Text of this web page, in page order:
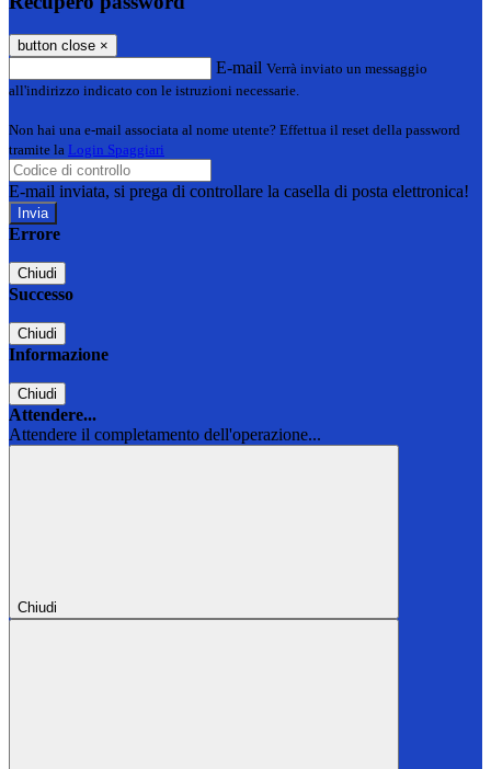
button close ×
E-mail Verrà inviato un messaggio
all'indirizzo indicato con le istruzioni necessarie.
Non hai una e-mail associata al nome utente? Effettua il reset della password
tramite la Login Spaggiari
E-mail inviata, si prega di controllare la casella di posta elettronica!
Errore
Chiudi
Successo
Chiudi
Informazione
Chiudi
Attendere...
Attendere il completamento dell'operazione...
Chiudi